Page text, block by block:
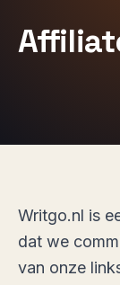
Writgo.nl is
dat we
van onze